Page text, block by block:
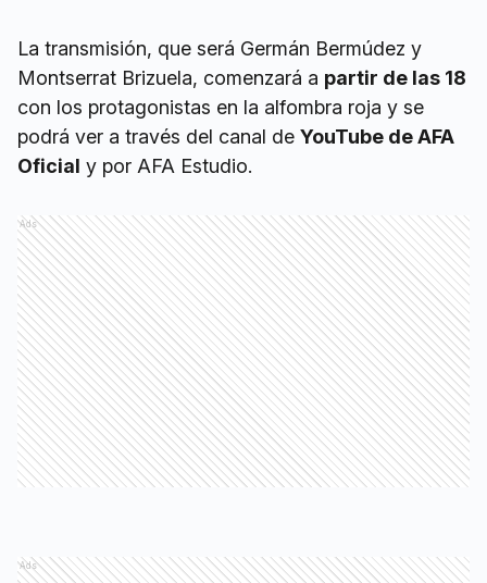
La transmisión, que será Germán Bermúdez y
Montserrat Brizuela, comenzará a partir de las 18
con los protagonistas en la alfombra roja y se
podrá ver a través del canal de YouTube de AFA
Oficial y por AFA Estudio.
Ads
Ads